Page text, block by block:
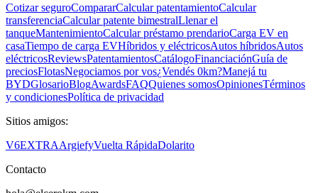
Cotizar seguroCompararCalcular patentamientoCalcular
transferenciaCalcular patente bimestralLlenar el
tanqueMantenimientoCalcular préstamo prendarioCarga EV en
casaTiempo de carga EVHíbridos y eléctricosAutos híbridosAutos
eléctricosReviewsPatentamientosCatálogoFinanciaciónGuía de
preciosFlotasNegociamos por vos¿Vendés 0km?Manejá tu
BYDGlosarioBlogAwardsFAQQuienes somosOpinionesTérminos
y condicionesPolítica de privacidad
Sitios amigos:
V6EXTRAArgiefyVuelta RápidaDolarito
Contacto